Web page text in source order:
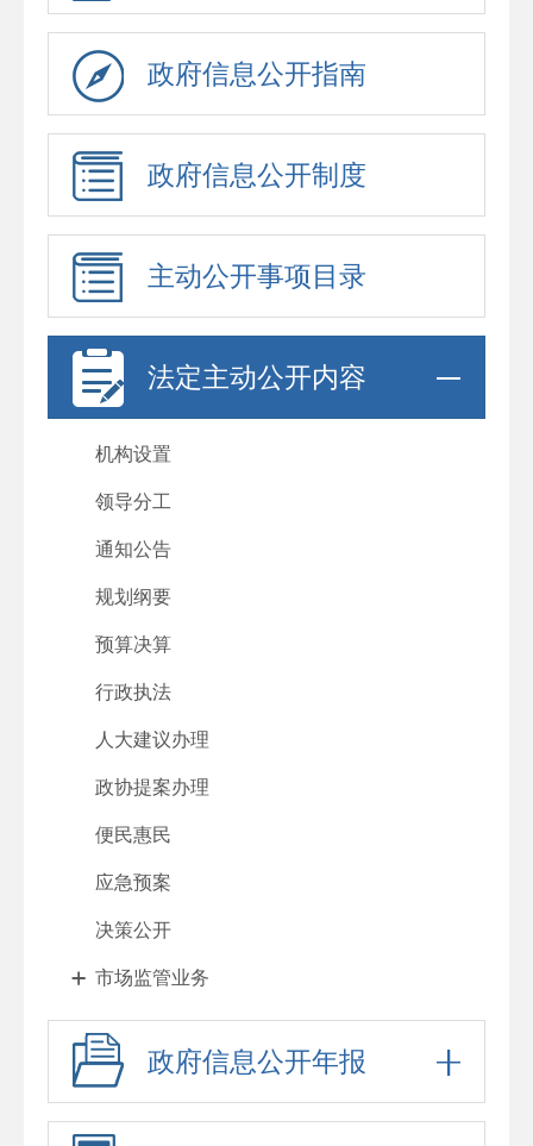
政府信息公开指南
政府信息公开制度
主动公开事项目录
法定主动公开内容
机构设置
领导分工
通知公告
规划纲要
预算决算
行政执法
人大建议办理
政协提案办理
便民惠民
应急预案
决策公开
市场监管业务
政府信息公开年报